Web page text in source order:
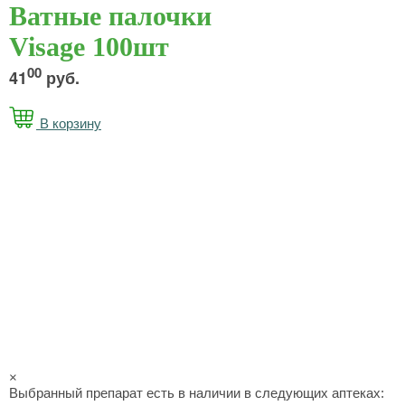
Ватные палочки
Visage 100шт
4100 руб.
В корзину
×
Выбранный препарат есть в наличии в следующих аптеках: